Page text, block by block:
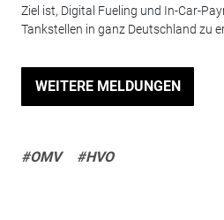
Ziel ist, Digital Fueling und In-Car-
Tankstellen in ganz Deutschland zu
WEITERE MELDUNGEN
#OMV #HVO